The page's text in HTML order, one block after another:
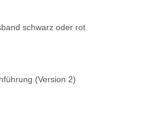
schwarz oder rot